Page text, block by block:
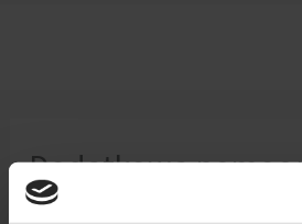
Dodatkowa pomoc
odchudzaniu cz. II